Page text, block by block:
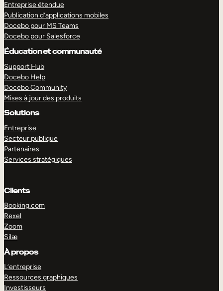
Entreprise étendue
Publication d’applications mobiles
Docebo pour MS Teams
Docebo pour Salesforce
Éducation et communauté
Support Hub
Docebo Help
Docebo Community
Mises à jour des produits
Solutions
Entreprise
Secteur publique
Partenaires
Services stratégiques
Clients
Booking.com
Rexel
Zoom
Silæ
À propos
L’entreprise
Ressources graphiques
Investisseurs